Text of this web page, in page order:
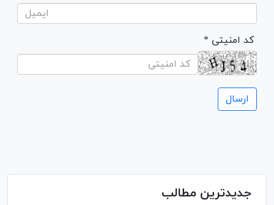
* کد امنیتی
جدیدترین مطالب